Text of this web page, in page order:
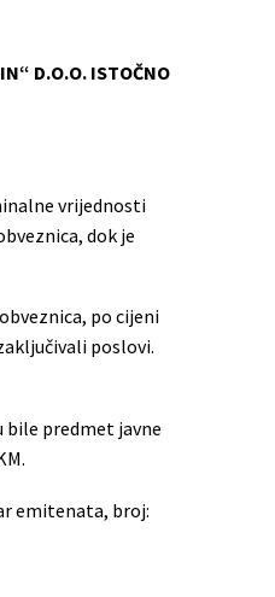
D.O.O. ISTOČNO
vrijednosti
dok je
po cijeni
poslovi.
bile predmet javne
emitenata, broj: